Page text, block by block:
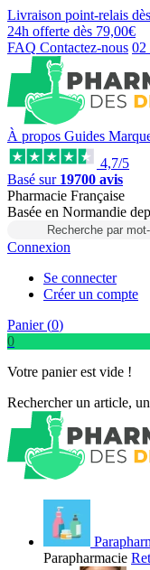
Livraison point-relais dès
24h offerte dès 79,00€
FAQ Contactez-nous 02
À propos Guides
4,7/5
Basé sur 19700 avis
Pharmacie Française
Basée en Normandie
Recherche par
Connexion
Se connecter
Créer un compte
Panier (0)
0
Votre panier est vide !
Rechercher un article,
Parapharmacie